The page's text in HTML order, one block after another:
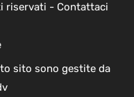
riservati - Contattaci
sito sono gestite da